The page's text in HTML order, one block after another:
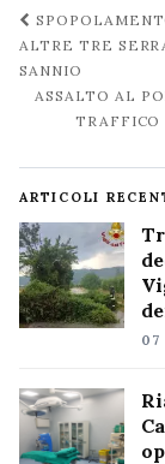
post
ALTRE TRE
SANNIO
ASSALTO AL
ARTICOLI
07